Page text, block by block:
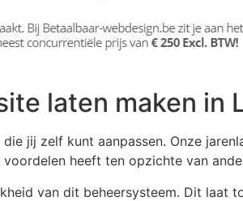
laten maken in
jij zelf kunt aanpassen. Onze
heeft ten opzichte van
van dit beheersysteem. Dit laat